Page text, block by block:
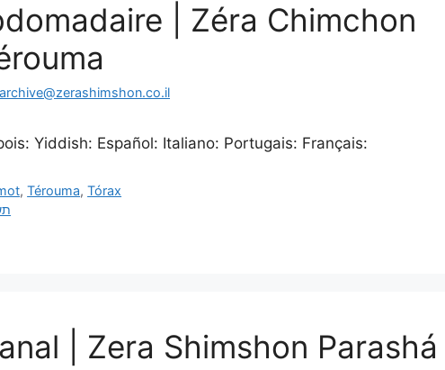
| Zéra Chimchon
archive@zerashimshon.co.il
Yiddish: Español: Italiano: Portugais: Français:
,Térouma,Tórax
| Zera Shimshon Parashá